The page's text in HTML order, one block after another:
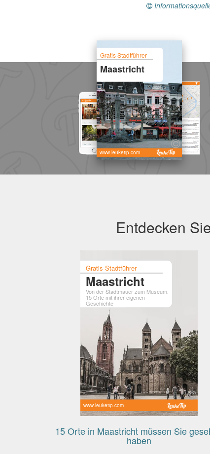
Gratis Stadtführer
Maastricht
www.leuketip.com
Entdecken
Gratis Stadtführer
Maastricht
Von der Stadtmauer zum Museum.
15 Orte mit ihrer eigenen
Geschichte
www.leuketip.com
15 Orte in Maastricht müssen Sie
haben